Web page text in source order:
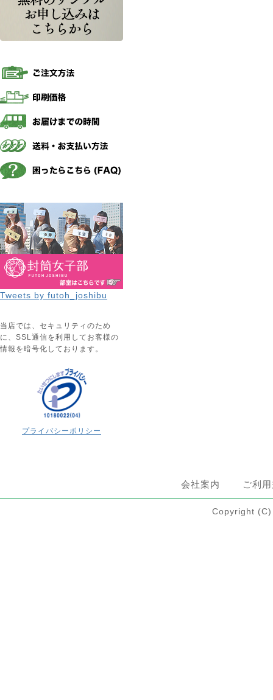
Tweets by futoh_joshibu
当店では、セキュリティのため
に、SSL通信を利用してお客様の
情報を暗号化しております。
プライバシーポリシー
会社案内 ご利
Copyright